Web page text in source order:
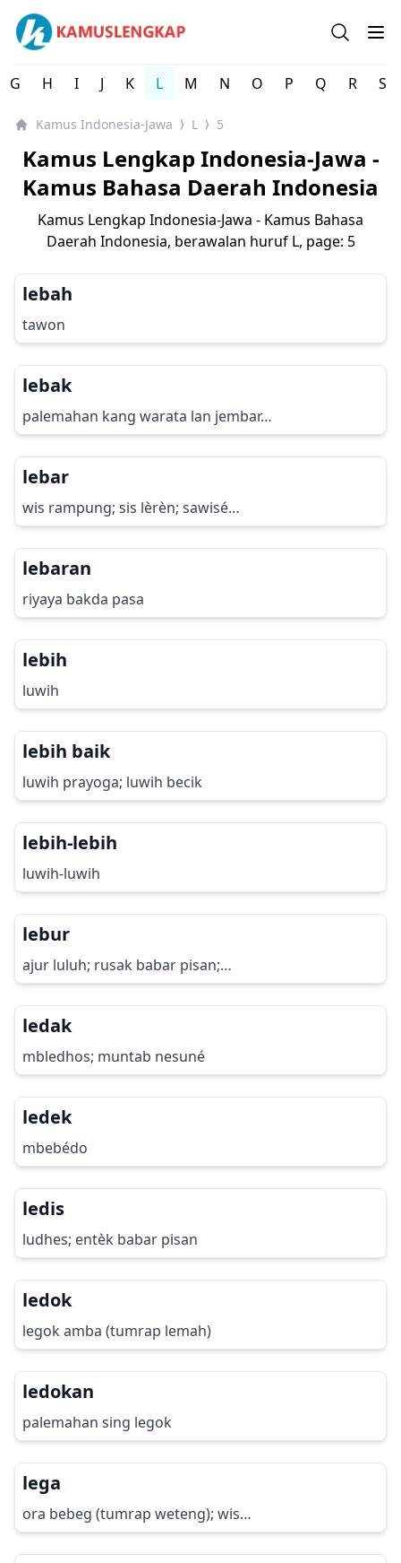
Kamus Lengkap Indonesia-Jawa - Kamus Bahasa Daerah
Open
G H I J K L M N O P Q R S
Kamus Indonesia-Jawa ⟩ L ⟩ 5
Kamus Lengkap Indonesia-Jawa -
Kamus Bahasa Daerah Indonesia
Kamus Lengkap Indonesia-Jawa - Kamus Bahasa
Daerah Indonesia, berawalan huruf L, page: 5
lebah
tawon
lebak
palemahan kang warata lan jembar…
lebar
wis rampung; sis lèrèn; sawisé…
lebaran
riyaya bakda pasa
lebih
luwih
lebih baik
luwih prayoga; luwih becik
lebih-lebih
luwih-luwih
lebur
ajur luluh; rusak babar pisan;…
ledak
mbledhos; muntab nesuné
ledek
mbebédo
ledis
ludhes; entèk babar pisan
ledok
legok amba (tumrap lemah)
ledokan
palemahan sing legok
lega
ora bebeg (tumrap weteng); wis…